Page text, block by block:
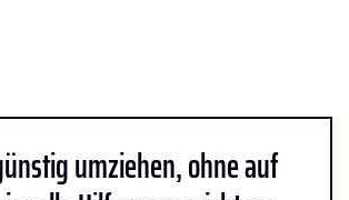
umziehen, ohne auf